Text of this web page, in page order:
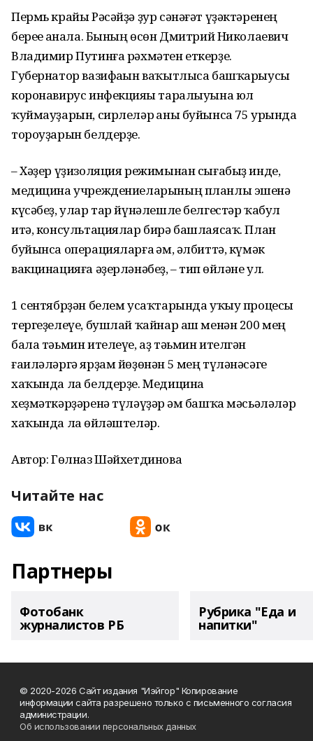
Пермь крайы Рәсәйҙә ҙур сәнәғәт үҙәктәренең
береһе һанала. Бының өсөн Дмитрий Николаевич
Владимир Путинға рәхмәтен еткерҙе.
Губернатор вазифаһын ваҡытлыса башҡарыусы
коронавирус инфекцияһы таралыуына юл
ҡуймауҙарын, сирлеләр һаны буйынса 75 урында
тороуҙарын белдерҙе.
– Хәҙер үҙизоляция режимынан сығабыҙ инде,
медицина учреждениеларының планлы эшенә
күсәбеҙ, улар тар йүнәлешле белгестәр ҡабул
итә, консультациялар бирә башлаясаҡ. План
буйынса операцияларға һәм, әлбиттә, күмәк
вакцинацияға әҙерләнәбеҙ, – тип һөйләне ул.
1 сентябрҙән белем усаҡтарында уҡыу процесы
тергеҙелеүе, бушлай ҡайнар аш менән 200 мең
бала тәьмин ителеүе, аҙ тәьмин ителгән
ғаиләләргә ярҙам йөҙөнән 5 мең түләнәсәге
хаҡында ла белдерҙе. Медицина
хеҙмәткәрҙәренә түләүҙәр һәм башҡа мәсьәләләр
хаҡында ла һөйләштеләр.
Автор: Гөлназ Шәйхетдинова
Читайте нас
Партнеры
Фотобанк
журналистов РБ
Рубрика "Еда и
напитки"
© 2020-2026 Сайт издания "Иэйгор" Копирование
информации сайта разрешено только с письменного согласия
администрации.
Об использовании персональных данных